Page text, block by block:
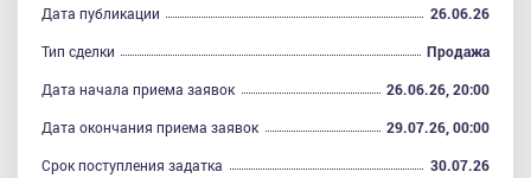
Дата публикации
26.06.26
Тип сделки
Продажа
Дата начала приема заявок
26.06.26, 20:00
Дата окончания приема заявок
29.07.26, 00:00
Срок поступления задатка
30.07.26